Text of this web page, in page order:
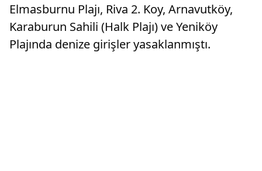
Elmasburnu Plajı, Riva 2. Koy, Arnavutköy,
Karaburun Sahili (Halk Plajı) ve Yeniköy
Plajında denize girişler yasaklanmıştı.